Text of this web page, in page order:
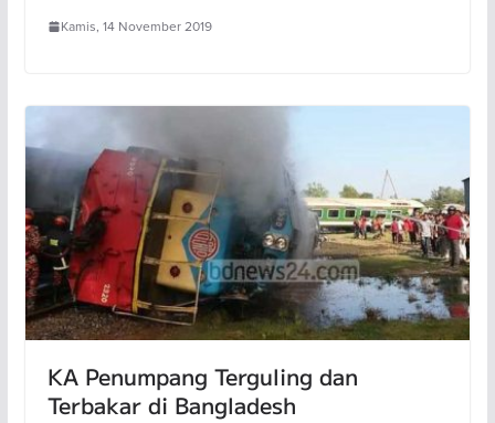
Kamis, 14 November 2019
KA Penumpang Terguling dan
Terbakar di Bangladesh